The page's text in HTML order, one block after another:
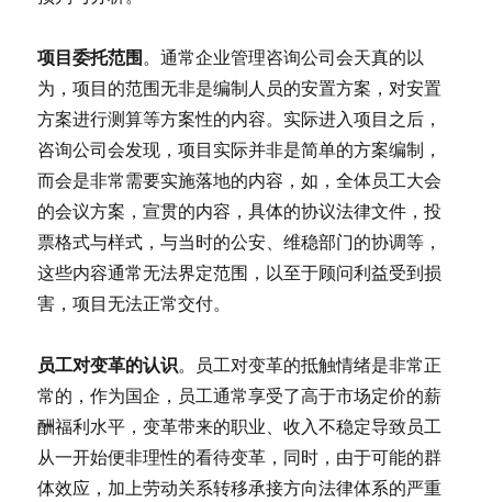
项目委托范围。通常企业管理咨询公司会天真的以
为，项目的范围无非是编制人员的安置方案，对安置
方案进行测算等方案性的内容。实际进入项目之后，
咨询公司会发现，项目实际并非是简单的方案编制，
而会是非常需要实施落地的内容，如，全体员工大会
的会议方案，宣贯的内容，具体的协议法律文件，投
票格式与样式，与当时的公安、维稳部门的协调等，
这些内容通常无法界定范围，以至于顾问利益受到损
害，项目无法正常交付。
员工对变革的认识。员工对变革的抵触情绪是非常正
常的，作为国企，员工通常享受了高于市场定价的薪
酬福利水平，变革带来的职业、收入不稳定导致员工
从一开始便非理性的看待变革，同时，由于可能的群
体效应，加上劳动关系转移承接方向法律体系的严重